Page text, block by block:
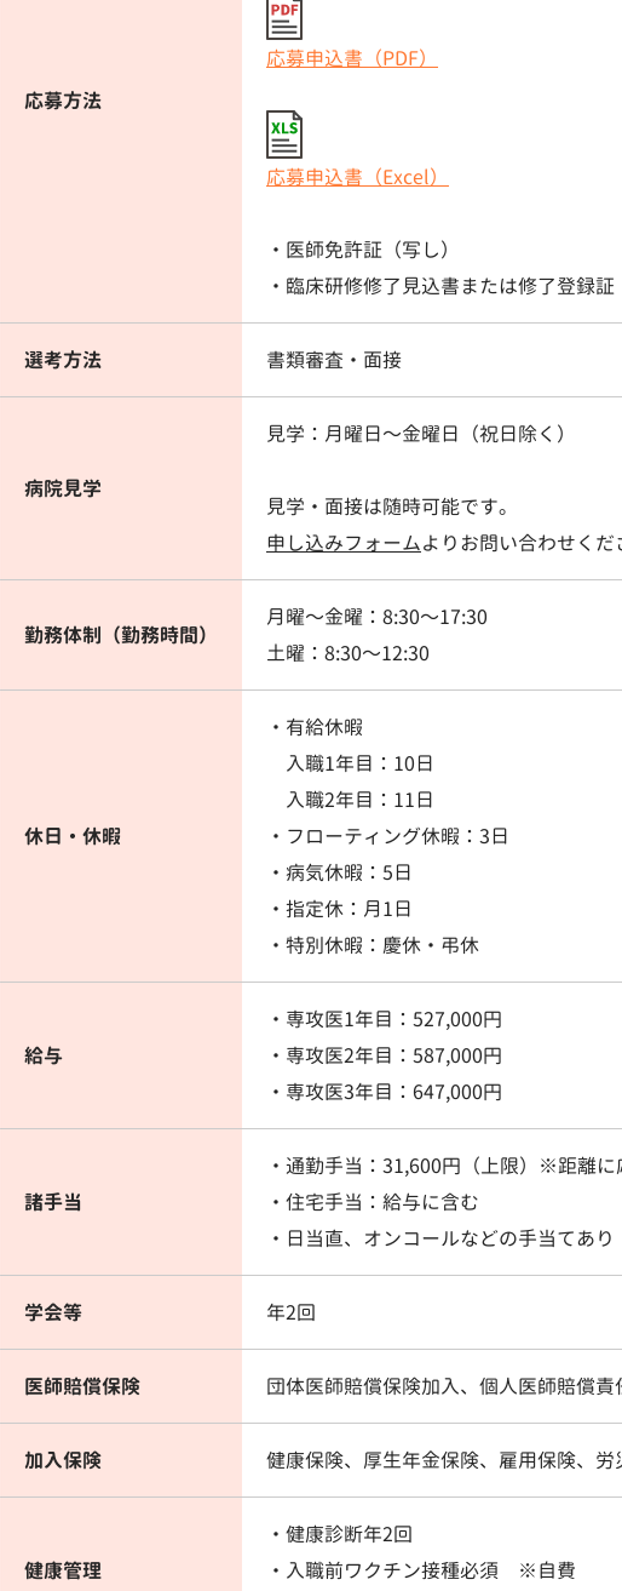
応募方法
応募申込書（PDF）
応募申込書（Excel）
・医師免許証（写し）
・臨床研修修了見込書または修了登録証
選考方法 書類審査・面接
病院見学
見学：月曜日〜金曜日（祝日除く）
見学・面接は随時可能です。
申し込みフォームよりお問い合わせくだ
勤務体制（勤務時間）
月曜〜金曜：8:30〜17:30
土曜：8:30〜12:30
休日・休暇
・有給休暇
入職1年目：10日
入職2年目：11日
・フローティング休暇：3日
・病気休暇：5日
・指定休：月1日
・特別休暇：慶休・弔休
給与
・専攻医1年目：527,000円
・専攻医2年目：587,000円
・専攻医3年目：647,000円
諸手当
・通勤手当：31,600円（上限）※距離
・住宅手当：給与に含む
・日当直、オンコールなどの手当てあ
学会等 年2回
医師賠償保険 団体医師賠償保険加入、個人医師賠償
加入保険 健康保険、厚生年金保険、雇用保険、労
健康管理
・健康診断年2回
・入職前ワクチン接種必須 ※自費